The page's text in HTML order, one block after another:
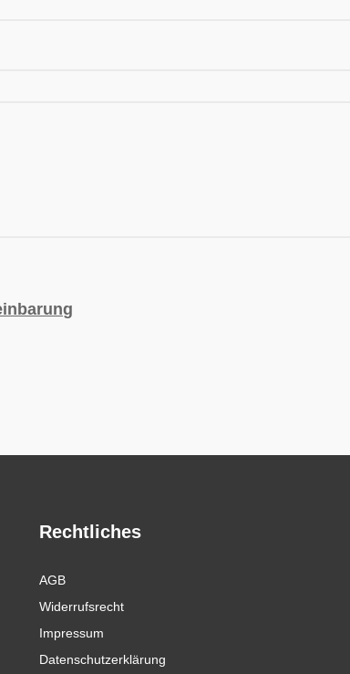
Rechtliches
AGB
Widerrufsrecht
Impressum
Datenschutzerklärung